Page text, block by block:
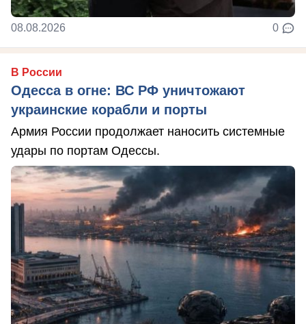
08.08.2026 0
В России
Одесса в огне: ВС РФ уничтожают
украинские корабли и порты
Армия России продолжает наносить системные
удары по портам Одессы.